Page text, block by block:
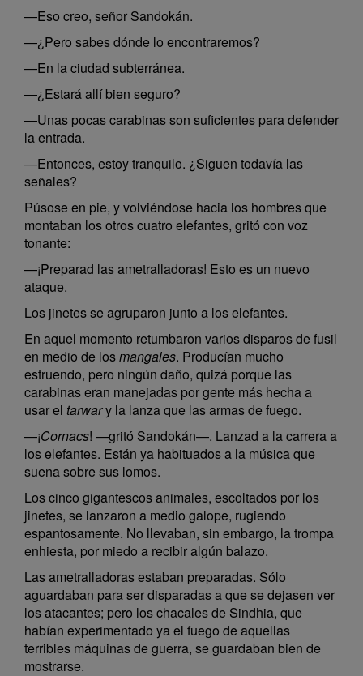
—Eso creo, señor Sandokán.
—¿Pero sabes dónde lo encontraremos?
—En la ciudad subterránea.
—¿Estará allí bien seguro?
—Unas pocas carabinas son suficientes para defender
la entrada.
—Entonces, estoy tranquilo. ¿Siguen todavía las
señales?
Púsose en pie, y volviéndose hacia los hombres que
montaban los otros cuatro elefantes, gritó con voz
tonante:
—¡Preparad las ametralladoras! Esto es un nuevo
ataque.
Los jinetes se agruparon junto a los elefantes.
En aquel momento retumbaron varios disparos de fusil
en medio de losmangales. Producían mucho
estruendo, pero ningún daño, quizá porque las
carabinas eran manejadas por gente más hecha a
usar el tarwary la lanza que las armas de fuego.
—¡Cornacs! —gritó Sandokán—. Lanzad a la carrera a
los elefantes. Están ya habituados a la música que
suena sobre sus lomos.
Los cinco gigantescos animales, escoltados por los
jinetes, se lanzaron a medio galope, rugiendo
espantosamente. No llevaban, sin embargo, la trompa
enhiesta, por miedo a recibir algún balazo.
Las ametralladoras estaban preparadas. Sólo
aguardaban para ser disparadas a que se dejasen ver
los atacantes; pero los chacales de Sindhia, que
habían experimentado ya el fuego de aquellas
terribles máquinas de guerra, se guardaban bien de
mostrarse.